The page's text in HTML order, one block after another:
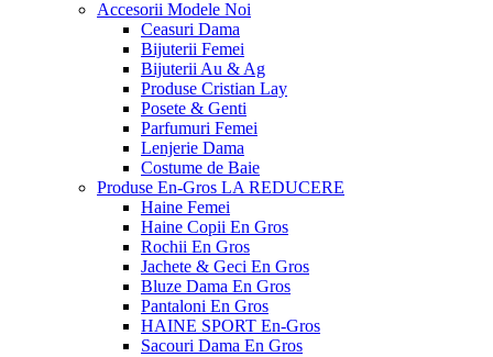
Accesorii Modele Noi
Ceasuri Dama
Bijuterii Femei
Bijuterii Au & Ag
Produse Cristian Lay
Posete & Genti
Parfumuri Femei
Lenjerie Dama
Costume de Baie
Produse En-Gros LA REDUCERE
Haine Femei
Haine Copii En Gros
Rochii En Gros
Jachete & Geci En Gros
Bluze Dama En Gros
Pantaloni En Gros
HAINE SPORT En-Gros
Sacouri Dama En Gros